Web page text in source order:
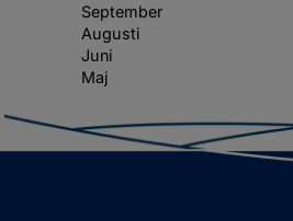
September
Augusti
Juni
Maj